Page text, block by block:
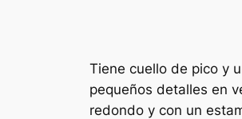
Tiene cuello de pico y
pequeños detalles en
redondo y con un